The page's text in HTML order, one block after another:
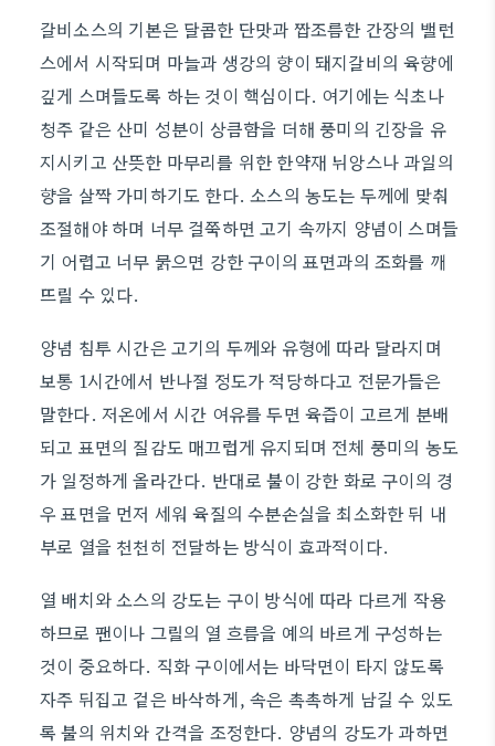
갈비소스의 기본은 달콤한 단맛과 짭조름한 간장의 밸런
스에서 시작되며 마늘과 생강의 향이 돼지갈비의 육향에
깊게 스며들도록 하는 것이 핵심이다. 여기에는 식초나
청주 같은 산미 성분이 상큼함을 더해 풍미의 긴장을 유
지시키고 산뜻한 마무리를 위한 한약재 뉘앙스나 과일의
향을 살짝 가미하기도 한다. 소스의 농도는 두께에 맞춰
조절해야 하며 너무 걸쭉하면 고기 속까지 양념이 스며들
기 어렵고 너무 묽으면 강한 구이의 표면과의 조화를 깨
뜨릴 수 있다.
양념 침투 시간은 고기의 두께와 유형에 따라 달라지며
보통 1시간에서 반나절 정도가 적당하다고 전문가들은
말한다. 저온에서 시간 여유를 두면 육즙이 고르게 분배
되고 표면의 질감도 매끄럽게 유지되며 전체 풍미의 농도
가 일정하게 올라간다. 반대로 불이 강한 화로 구이의 경
우 표면을 먼저 세워 육질의 수분손실을 최소화한 뒤 내
부로 열을 천천히 전달하는 방식이 효과적이다.
열 배치와 소스의 강도는 구이 방식에 따라 다르게 작용
하므로 팬이나 그릴의 열 흐름을 예의 바르게 구성하는
것이 중요하다. 직화 구이에서는 바닥면이 타지 않도록
자주 뒤집고 겉은 바삭하게, 속은 촉촉하게 남길 수 있도
록 불의 위치와 간격을 조정한다. 양념의 강도가 과하면